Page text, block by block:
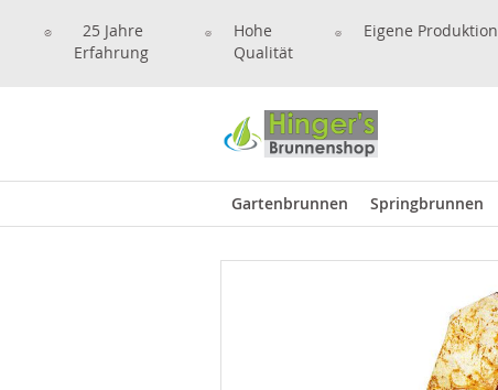
25 Jahre
Erfahrung
Hohe
Qualität
Eigene Produktion
Gartenbrunnen Springbrunnen